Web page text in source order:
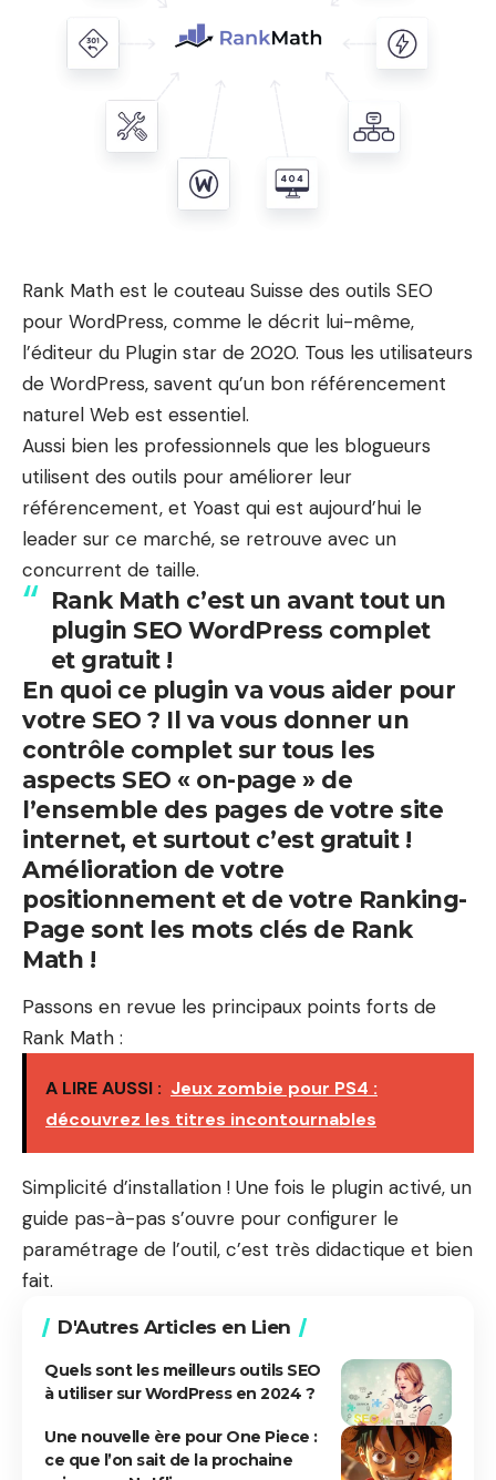
Rank Math est le couteau Suisse des outils SEO
pour WordPress, comme le décrit lui-même,
l’éditeur du Plugin star de 2020. Tous les utilisateurs
de WordPress, savent qu’un bon référencement
naturel Web est essentiel.
Aussi bien les professionnels que les blogueurs
utilisent des outils pour améliorer leur
référencement, et Yoast qui est aujourd’hui le
leader sur ce marché, se retrouve avec un
concurrent de taille.
Rank Math c’est un avant tout un
plugin SEO WordPress complet
et gratuit !
En quoi ce plugin va vous aider pour
votre SEO ? Il va vous donner un
contrôle complet sur tous les
aspects SEO « on-page » de
l’ensemble des pages de votre site
internet, et surtout c’est gratuit !
Amélioration de votre
positionnement et de votre Ranking-
Page sont les mots clés de Rank
Math !
Passons en revue les principaux points forts de
Rank Math :
A LIRE AUSSI : Jeux zombie pour PS4 :
découvrez les titres incontournables
Simplicité d’installation ! Une fois le plugin activé, un
guide pas-à-pas s’ouvre pour configurer le
paramétrage de l’outil, c’est très didactique et bien
fait.
D'Autres Articles en Lien
Quels sont les meilleurs outils SEO
à utiliser sur WordPress en 2024 ?
Une nouvelle ère pour One Piece :
ce que l’on sait de la prochaine